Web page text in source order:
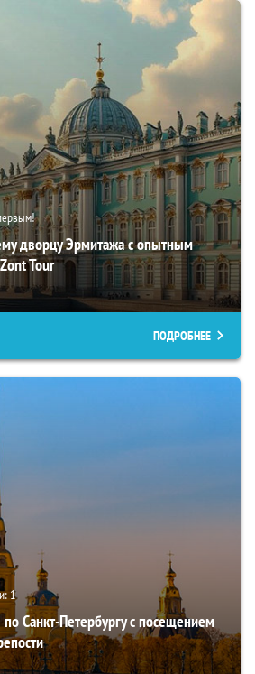
дворцу Эрмитажа с опытным
Tour
ПОДРОБНЕЕ
1
по Санкт-Петербургу с посещением